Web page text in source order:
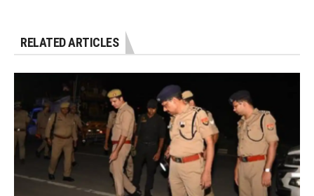
RELATED ARTICLES